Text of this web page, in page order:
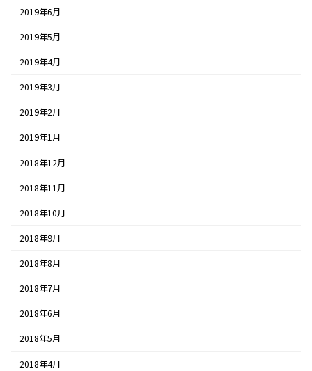
2019年6月
2019年5月
2019年4月
2019年3月
2019年2月
2019年1月
2018年12月
2018年11月
2018年10月
2018年9月
2018年8月
2018年7月
2018年6月
2018年5月
2018年4月